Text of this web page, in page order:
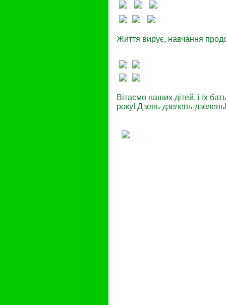
Життя вирує, навчання
Вітаємо наших дітей, і їх
року! Дзень-дзелень-дзелень!